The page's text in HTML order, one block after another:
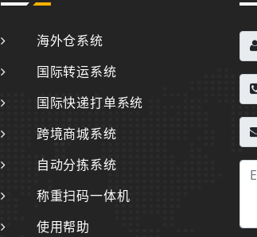
海外仓系统
国际转运系统
国际快递打单系统
跨境商城系统
自动分拣系统
称重扫码一体机
使用帮助